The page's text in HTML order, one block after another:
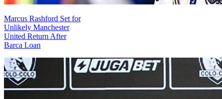
Marcus Rashford Set for
Unlikely Manchester
United Return After
Barca Loan